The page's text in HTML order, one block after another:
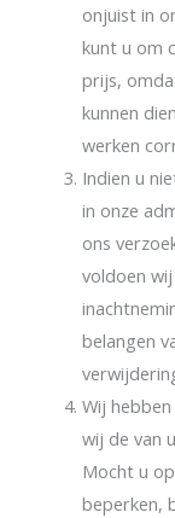
onjuist in
kunt u om
prijs,
kunnen
werken
Indien u
in onze
ons
voldoen
belangen
Wij
wij de van
Mocht u
beperken,